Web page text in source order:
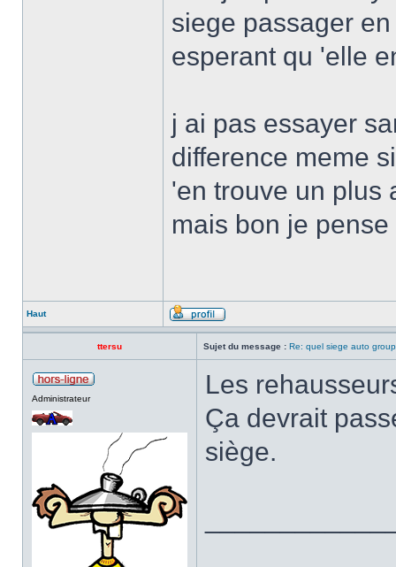
siege passager
esperant qu 'elle
j ai pas essayer
difference meme
'en trouve un plus
mais bon je
Haut
ttersu Sujet du message : Re: quel siege auto
Administrateur
Les
Ça devrait
siège.